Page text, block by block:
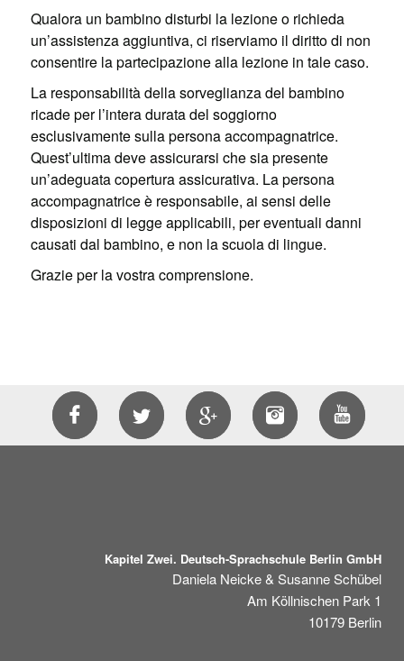
Qualora un bambino disturbi la lezione o richieda
un’assistenza aggiuntiva, ci riserviamo il diritto di non
consentire la partecipazione alla lezione in tale caso.
La responsabilità della sorveglianza del bambino
ricade per l’intera durata del soggiorno
esclusivamente sulla persona accompagnatrice.
Quest’ultima deve assicurarsi che sia presente
un’adeguata copertura assicurativa. La persona
accompagnatrice è responsabile, ai sensi delle
disposizioni di legge applicabili, per eventuali danni
causati dal bambino, e non la scuola di lingue.
Grazie per la vostra comprensione.
Kapitel Zwei. Deutsch-Sprachschule Berlin GmbH
Daniela Neicke & Susanne Schübel
Am Köllnischen Park 1
10179 Berlin